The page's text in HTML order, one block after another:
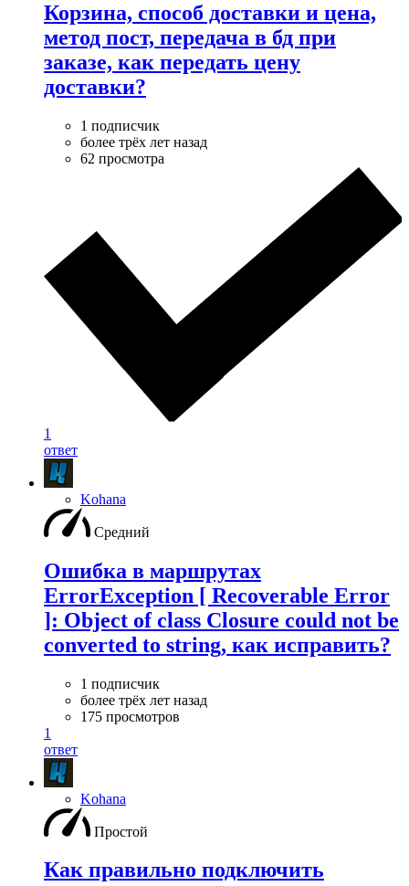
Корзина, способ доставки и цена,
метод пост, передача в бд при
заказе, как передать цену
доставки?
1 подписчик
более трёх лет назад
62 просмотра
1
ответ
Kohana
Средний
Ошибка в маршрутах
ErrorException [ Recoverable Error
]: Object of class Closure could not be
converted to string, как исправить?
1 подписчик
более трёх лет назад
175 просмотров
1
ответ
Kohana
Простой
Как правильно подключить